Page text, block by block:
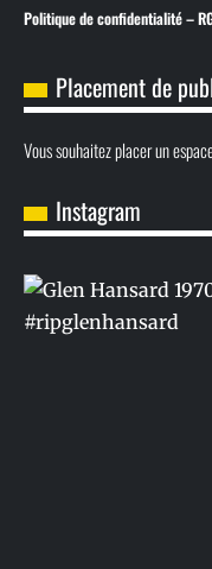
Politique de confidentialité –
Placement de
Vous souhaitez placer un
Instagram